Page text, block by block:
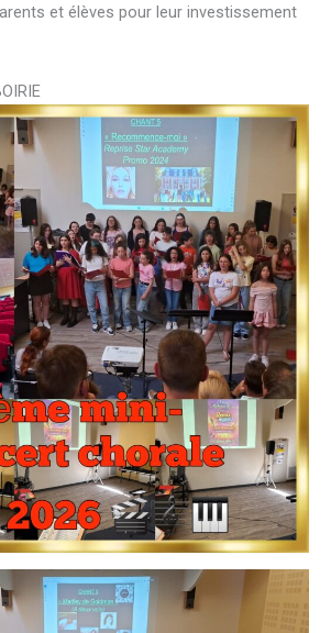
et élèves pour leur investissement